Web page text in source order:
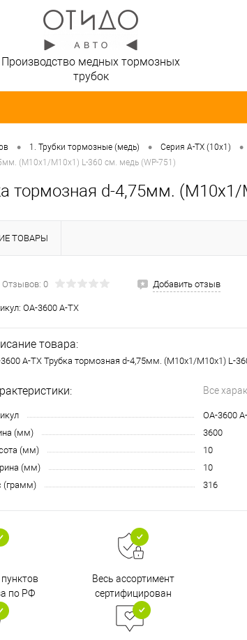
Производство медных тормозных
трубок
• 1. Трубки тормозные (медь) • Серия A-TX (10х1) •
(М10х1/М10х1) L-360 см. медь (WP-751)
тормозная d-4,75мм.
ТОВАРЫ
Отзывов: 0 Добавить отзыв
OA-3600 A-TX
товара:
3600 A-TX Трубка тормозная d-4,75мм. (М10х1/М10х1) L-
Все
OA-3600
(мм)
3600
(мм)
10
(мм)
10
(грамм)
316
по РФ
Весь ассортимент
сертифицирован